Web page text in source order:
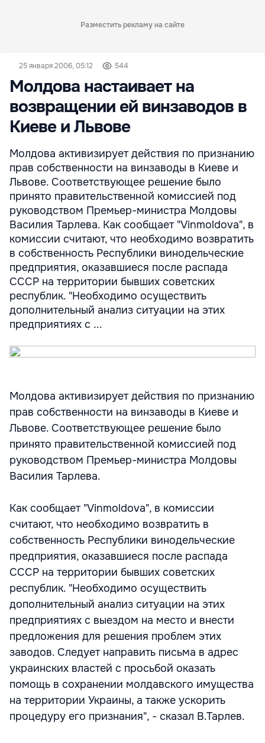
Разместить рекламу на сайте
25 января 2006, 05:12 544
Молдова настаивает на
возвращении ей винзаводов в
Киеве и Львове
Молдова активизирует действия по признанию
прав собственности на винзаводы в Киеве и
Львове. Соответствующее решение было
принято правительственной комиссией под
руководством Премьер-министра Молдовы
Василия Тарлева. Как сообщает "Vinmoldova", в
комиссии считают, что необходимо возвратить
в собственность Республики винодельческие
предприятия, оказавшиеся после распада
СССР на территории бывших советских
республик. "Необходимо осуществить
дополнительный анализ ситуации на этих
предприятиях с ...
Молдова активизирует действия по признанию
прав собственности на винзаводы в Киеве и
Львове. Соответствующее решение было
принято правительственной комиссией под
руководством Премьер-министра Молдовы
Василия Тарлева.
Как сообщает "Vinmoldova", в комиссии
считают, что необходимо возвратить в
собственность Республики винодельческие
предприятия, оказавшиеся после распада
СССР на территории бывших советских
республик. "Необходимо осуществить
дополнительный анализ ситуации на этих
предприятиях с выездом на место и внести
предложения для решения проблем этих
заводов. Следует направить письма в адрес
украинских властей с просьбой оказать
помощь в сохранении молдавского имущества
на территории Украины, а также ускорить
процедуру его признания", - сказал В.Тарлев.